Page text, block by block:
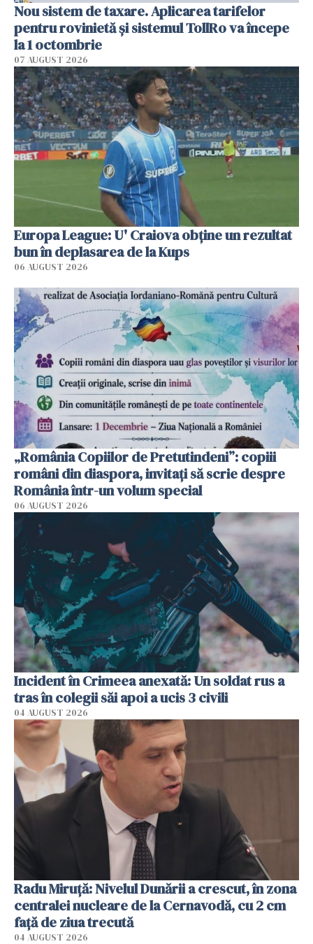
Nou sistem de taxare. Aplicarea tarifelor
pentru rovinietă şi sistemul TollRo va începe
la 1 octombrie
07 AUGUST 2026
Europa League: U' Craiova obține un rezultat
bun în deplasarea de la Kups
06 AUGUST 2026
„România Copiilor de Pretutindeni”: copiii
români din diaspora, invitați să scrie despre
România într-un volum special
06 AUGUST 2026
Incident în Crimeea anexată: Un soldat rus a
tras în colegii săi apoi a ucis 3 civili
04 AUGUST 2026
Radu Miruţă: Nivelul Dunării a crescut, în zona
centralei nucleare de la Cernavodă, cu 2 cm
faţă de ziua trecută
04 AUGUST 2026